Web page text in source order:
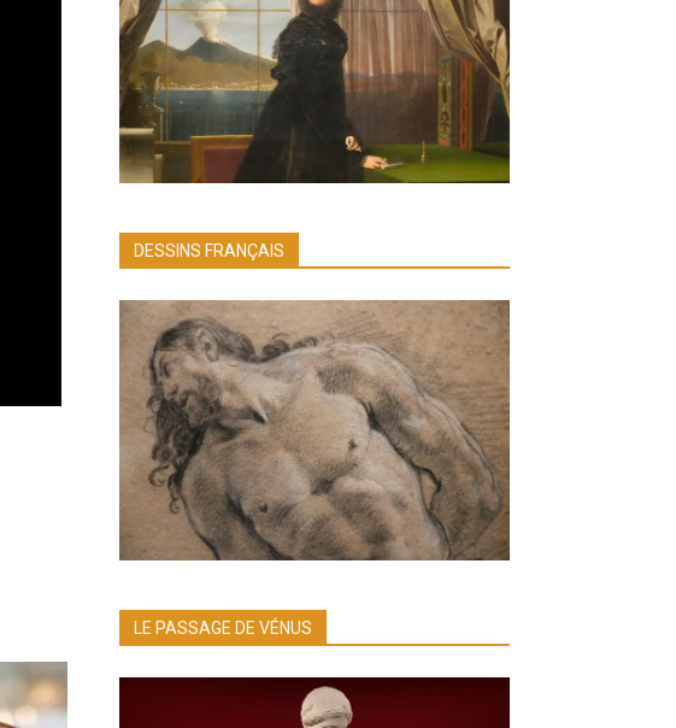
DESSINS FRANÇAIS
LE PASSAGE DE VÉNUS